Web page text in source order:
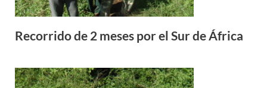
Recorrido de 2 meses por el Sur de África